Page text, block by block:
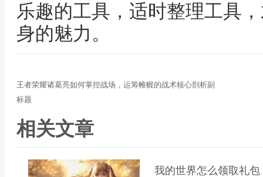
乐趣的工具，适时整理工具
身的魅力。
王者荣耀诸葛亮如何掌控战场，运筹帷幄的战术核心剖析副
标题
相关文章
我的世界怎么领取礼